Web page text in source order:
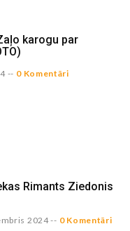
karogu par
-- 0 Komentāri
Rimants Ziedonis
2024-- 0 Komentāri